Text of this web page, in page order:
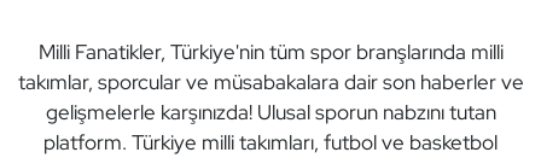
Milli Fanatikler, Türkiye'nin tüm spor branşlarında milli
takımlar, sporcular ve müsabakalara dair son haberler ve
gelişmelerle karşınızda! Ulusal sporun nabzını tutan
platform. Türkiye milli takımları, futbol ve basketbol